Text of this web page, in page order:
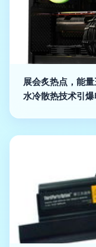
展会炙热点，能
水冷散热技术引